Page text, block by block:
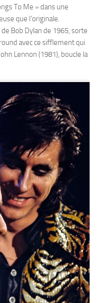
To Me » dans une
que l’originale.
Bob Dylan de 1965, sorte
avec ce sifflement qui
Lennon (1981), boucle la